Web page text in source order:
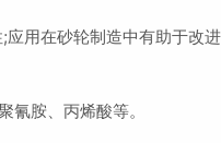
用在砂轮制造中有助于改
胺、丙烯酸等。